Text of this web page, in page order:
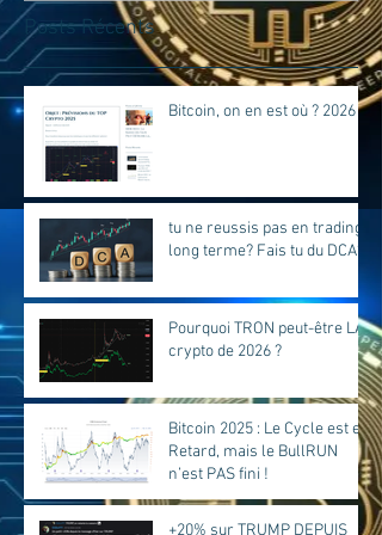
Posts Récents
Bitcoin, on en est où ? 2026
tu ne reussis pas en trading
long terme? Fais tu du DCA?
Pourquoi TRON peut-être LA
crypto de 2026 ?
Bitcoin 2025 : Le Cycle est en
Retard, mais le BullRUN
n’est PAS fini !
+20% sur TRUMP DEPUIS